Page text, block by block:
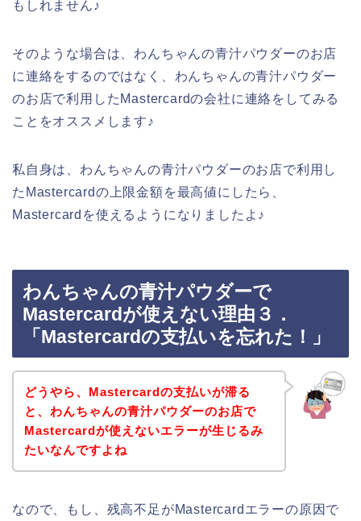
もしれません♪
そのような場合は、わんちゃんの青汁パウダーのお店
に連絡をするのではなく、わんちゃんの青汁パウダー
のお店で利用したMastercardの会社に連絡をしてみる
ことをオススメします♪
私自身は、わんちゃんの青汁パウダーのお店で利用し
たMastercardの上限金額を最高値にしたら、
Mastercardを使えるようになりましたよ♪
わんちゃんの青汁パウダーで
Mastercardが使えない理由３．
「Mastercardの支払いを忘れた！」
どうやら、Mastercardの支払いが滞る
と、わんちゃんの青汁パウダーのお店で
Mastercardが使えないエラーが生じるみ
たいなんですよね
なので、もし、残高不足がMastercardエラーの原因で